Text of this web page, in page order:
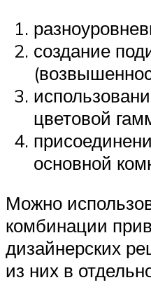
создание
цветовой
основной
Можно
комбинации
дизайнерских
из них в